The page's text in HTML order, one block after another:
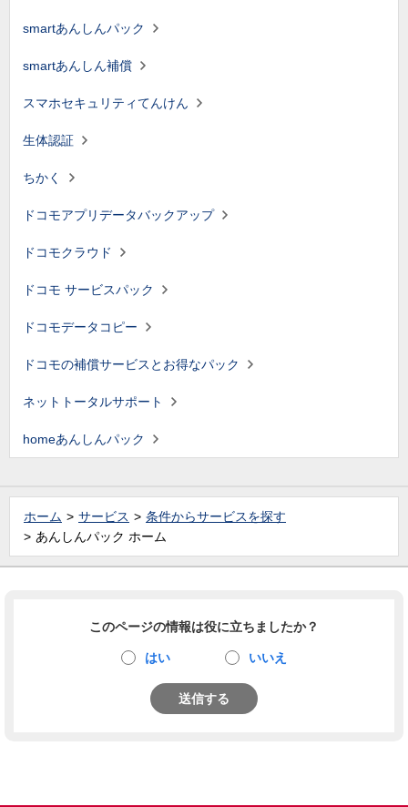
smartあんしんパック
smartあんしん補償
スマホセキュリティてんけん
生体認証
ちかく
ドコモアプリデータバックアップ
ドコモクラウド
ドコモ サービスパック
ドコモデータコピー
ドコモの補償サービスとお得なパック
ネットトータルサポート
homeあんしんパック
ホーム サービス
条件からサービスを探す
あんしんパック ホーム
このページの情報は役に立ちましたか？
はい いいえ
送信する